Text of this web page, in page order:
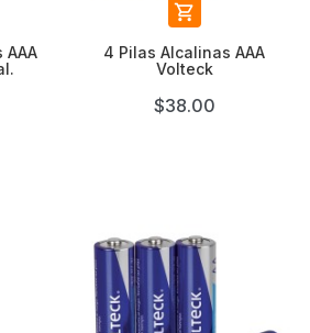
AAA

4 Pilas Alcalinas AAA
Volteck
$38.00